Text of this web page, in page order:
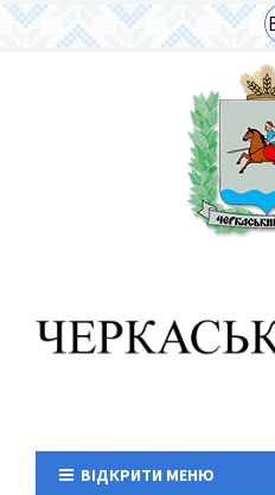
ВІДКРИТИ МЕНЮ